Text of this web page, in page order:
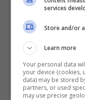
services
Store and/or
Learn more
Your personal data
your device (cookies,
data) may be stored
partners, or used
may use precise